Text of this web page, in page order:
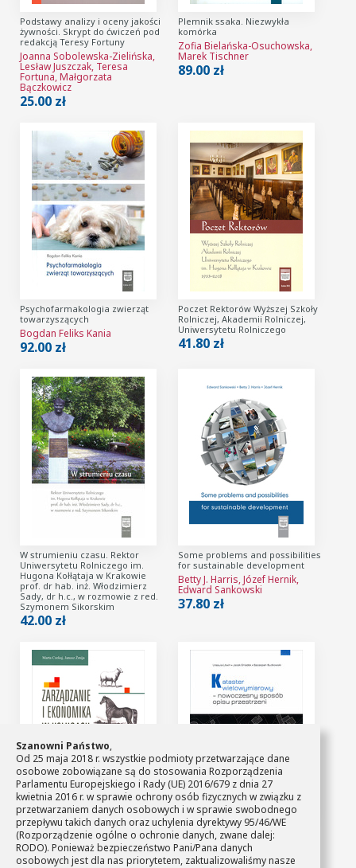
Podstawy analizy i oceny jakości
żywności. Skrypt do ćwiczeń pod
redakcją Teresy Fortuny
Joanna Sobolewska-Zielińska,
Lesław Juszczak, Teresa
Fortuna, Małgorzata
Bączkowicz
25.00 zł
Plemnik ssaka. Niezwykła
komórka
Zofia Bielańska-Osuchowska,
Marek Tischner
89.00 zł
Psychofarmakologia zwierząt
towarzyszących
Bogdan Feliks Kania
92.00 zł
Poczet Rektorów Wyższej Szkoły
Rolniczej, Akademii Rolniczej,
Uniwersytetu Rolniczego
41.80 zł
W strumieniu czasu. Rektor
Uniwersytetu Rolniczego im.
Hugona Kołłątaja w Krakowie
prof. dr hab. inż. Włodzimierz
Sady, dr h.c., w rozmowie z red.
Szymonem Sikorskim
42.00 zł
Some problems and possibilities
for sustainable development
Betty J. Harris, Józef Hernik,
Edward Sankowski
37.80 zł
Zarządzanie i ekonomika w
usługach weterynaryjnych
Janusz Żmija, Marta Czekaj
Kataster wielowymiarowy -
nowoczesny sposób opisu
przestrzeni + płyta CD (ebook)
Urszula Litwin, Jacek Gniadek,
Szanowni Państwo,
Od 25 maja 2018 r. wszystkie podmioty przetwarzające dane
osobowe zobowiązane są do stosowania Rozporządzenia
Parlamentu Europejskiego i Rady (UE) 2016/679 z dnia 27
kwietnia 2016 r. w sprawie ochrony osób fizycznych w związku z
przetwarzaniem danych osobowych i w sprawie swobodnego
przepływu takich danych oraz uchylenia dyrektywy 95/46/WE
(Rozporządzenie ogólne o ochronie danych, zwane dalej:
RODO). Ponieważ bezpieczeństwo Pani/Pana danych
osobowych jest dla nas priorytetem, zaktualizowaliśmy nasze